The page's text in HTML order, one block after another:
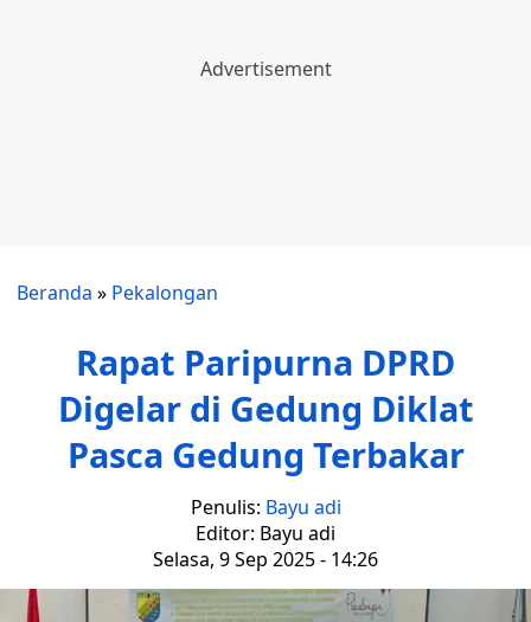
Beranda » Pekalongan
Rapat Paripurna DPRD
Digelar di Gedung Diklat
Pasca Gedung Terbakar
Penulis: Bayu adi
Editor: Bayu adi
Selasa, 9 Sep 2025 - 14:26